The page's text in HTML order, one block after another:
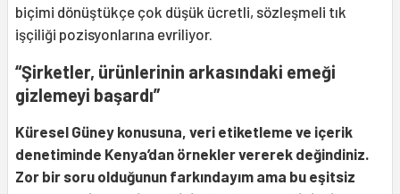
biçimi dönüştükçe çok düşük ücretli, sözleşmeli tık
işçiliği pozisyonlarına evriliyor.
“Şirketler, ürünlerinin arkasındaki emeği
gizlemeyi başardı”
Küresel Güney konusuna, veri etiketleme ve içerik
denetiminde Kenya’dan örnekler vererek değindiniz.
Zor bir soru olduğunun farkındayım ama bu eşitsiz